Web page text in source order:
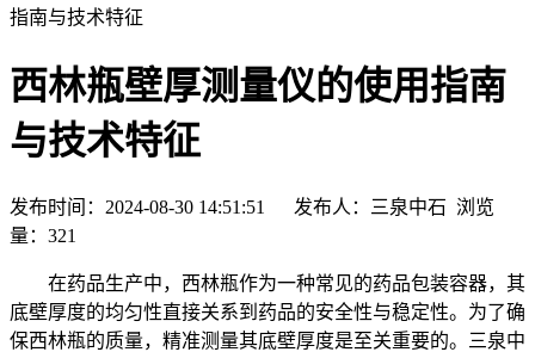
指南与技术特征
西林瓶壁厚测量仪的使用指南
与技术特征
发布时间：2024-08-30 14:51:51 发布人：三泉中石 浏览
量： 321
在药品生产中，西林瓶作为一种常见的药品包装容器，其
底壁厚度的均匀性直接关系到药品的安全性与稳定性。为了确
保西林瓶的质量，精准测量其底壁厚度是至关重要的。三泉中